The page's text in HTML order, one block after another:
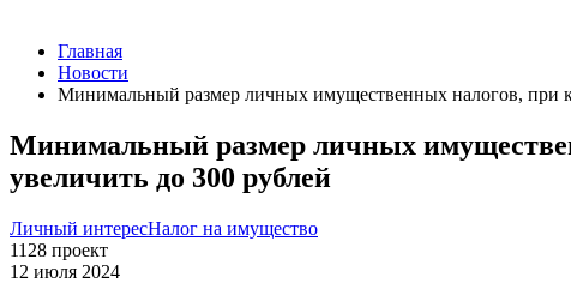
Главная
Новости
Минимальный размер личных имущественных налогов, при
Минимальный размер личных
увеличить до 300 рублей
Личный интересНалог на имущество
1128 проект
12 июля 2024